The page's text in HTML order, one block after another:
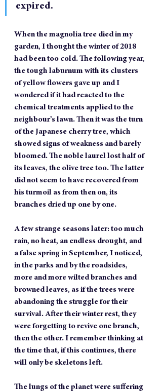
expired.
When the magnolia tree died in my
garden, I thought the winter of 2018
had been too cold. The following year,
the tough laburnum with its clusters
of yellow flowers gave up and I
wondered if it had reacted to the
chemical treatments applied to the
neighbour’s lawn. Then it was the turn
of the Japanese cherry tree, which
showed signs of weakness and barely
bloomed. The noble laurel lost half of
its leaves, the olive tree too. The latter
did not seem to have recovered from
his turmoil as from then on, its
branches dried up one by one.
A few strange seasons later: too much
rain, no heat, an endless drought, and
a false spring in September, I noticed,
in the parks and by the roadsides,
more and more wilted branches and
browned leaves, as if the trees were
abandoning the struggle for their
survival. After their winter rest, they
were forgetting to revive one branch,
then the other. I remember thinking at
the time that, if this continues, there
will only be skeletons left.
The lungs of the planet were suffering